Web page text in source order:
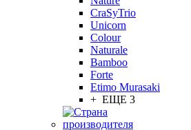
CraSyTrio
Unicorn
Colour
Naturale
Bamboo
Forte
Etimo Murasaki
+ ЕЩЕ 3